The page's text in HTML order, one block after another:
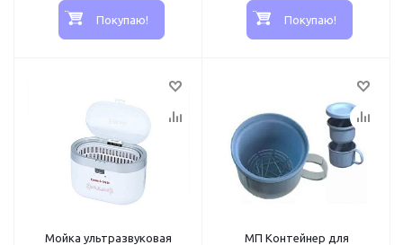
Покупаю! Покупаю!
Мойка ультразвуковая
МП Контейнер для